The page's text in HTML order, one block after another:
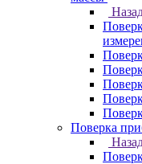
Поверка